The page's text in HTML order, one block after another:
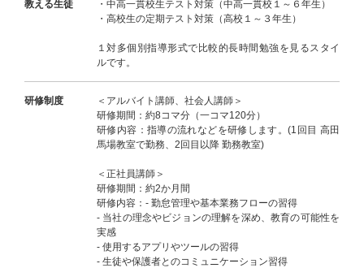
教える生徒
・中高一貫校生テスト対策（中高一貫校１～６年生）
・高校生の定期テスト対策（高校１～３年生）
１対多個別指導形式で比較的長時間勉強を見るスタイ
ルです。
研修制度
＜アルバイト講師、社会人講師＞
研修期間：約8コマ分（一コマ120分）
研修内容：指導の流れなどを研修します。(1回目 高田
馬場教室で勤務、2回目以降 勤務教室)
＜正社員講師＞
研修期間：約2か月間
研修内容：- 勤怠管理や基本業務フローの習得
- 当社の理念やビジョンの理解を深め、教育の可能性を
実感
- 使用するアプリやツールの習得
- 生徒や保護者とのコミュニケーション習得